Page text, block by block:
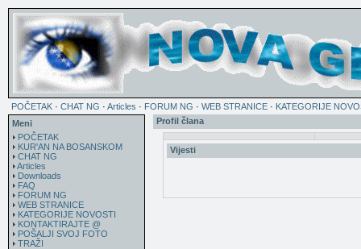
POČETAK · CHAT NG · Articles · FORUM NG · WEB STRANICE · KATEGORIJE
Meni
POČETAK
KUR'AN NA BOSANSKOM
CHAT NG
Articles
Downloads
FAQ
FORUM NG
WEB STRANICE
KATEGORIJE NOVOSTI
KONTAKTIRAJTE @
POŠALJI SVOJ FOTO
TRAŽI
Profil člana
Vijesti